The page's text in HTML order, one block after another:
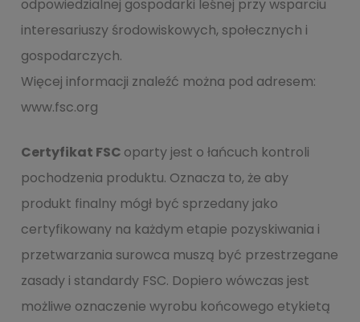
odpowiedzialnej gospodarki leśnej przy wsparciu
interesariuszy środowiskowych, społecznych i
gospodarczych.
Więcej informacji znaleźć można pod adresem:
www.fsc.org
Certyfikat FSC oparty jest o łańcuch kontroli
pochodzenia produktu. Oznacza to, że aby
produkt finalny mógł być sprzedany jako
certyfikowany na każdym etapie pozyskiwania i
przetwarzania surowca muszą być przestrzegane
zasady i standardy FSC. Dopiero wówczas jest
możliwe oznaczenie wyrobu końcowego etykietą